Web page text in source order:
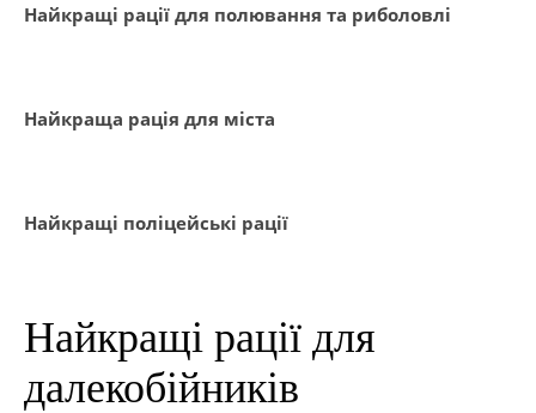
Найкращі рації для полювання та риболовлі
Найкраща рація для міста
Найкращі поліцейські рації
Найкращі рації для
далекобійників